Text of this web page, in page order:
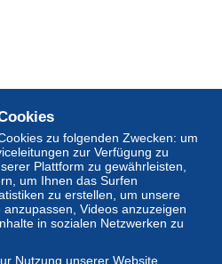
der Verkäufer Sie,
Sendungsverfolgung zu
von 34,00 €.
1
2
Favoriten hinzufügen
zu folgenden Zwecken: um
zur Verfügung zu
Plattform zu gewährleisten,
um Ihnen das Surfen
zu erstellen, um unsere
Videos anzuzeigen
in sozialen Netzwerken zu
Nutzung unserer Website